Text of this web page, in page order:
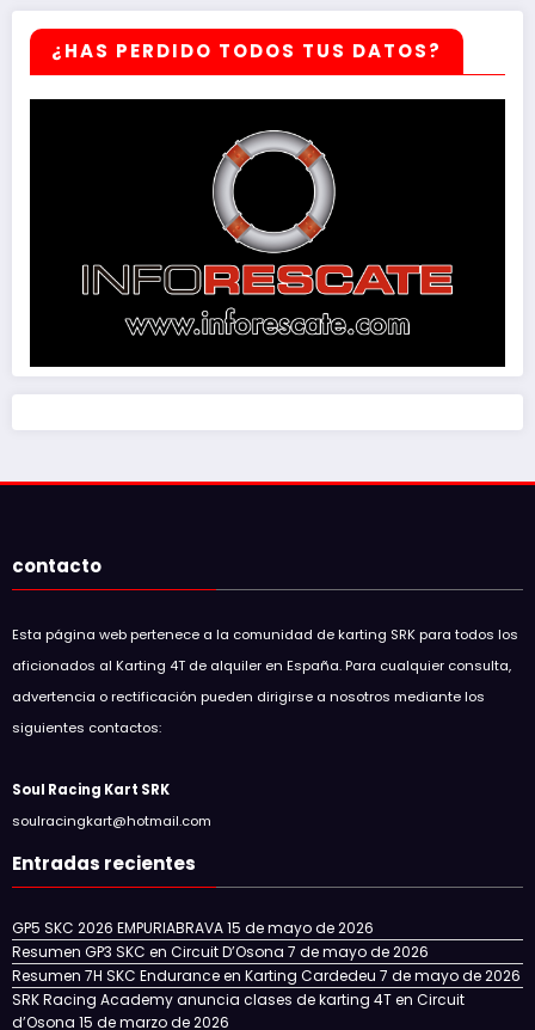
¿HAS PERDIDO TODOS TUS DATOS?
contacto
Esta página web pertenece a la comunidad de karting SRK para todos los
aficionados al Karting 4T de alquiler en España. Para cualquier consulta,
advertencia o rectificación pueden dirigirse a nosotros mediante los
siguientes contactos:
Soul Racing Kart SRK
soulracingkart@hotmail.com
Entradas recientes
GP5 SKC 2026 EMPURIABRAVA15 de mayo de 2026
Resumen GP3 SKC en Circuit D’Osona 7 de mayo de 2026
Resumen 7H SKC Endurance en Karting Cardedeu 7 de mayo de 2026
SRK Racing Academy anuncia clases de karting 4T en Circuit
d’Osona 15 de marzo de 2026